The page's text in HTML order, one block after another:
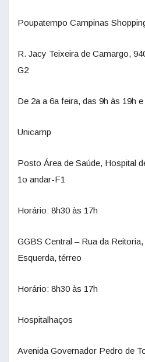
Poupatempo Campinas
R. Jacy Teixeira de Camargo,
G2
De 2a a 6a feira, das 9h às 19h
Unicamp
Posto Área de Saúde, Hospital
1o andar-F1
Horário: 8h30 às 17h
GGBS Central – Rua da
Esquerda, térreo
Horário: 8h30 às 17h
Hospitalhaços
Avenida Governador Pedro de